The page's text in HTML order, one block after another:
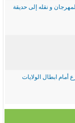
و نقله إلى حديقة
أمام ابطال الولايات